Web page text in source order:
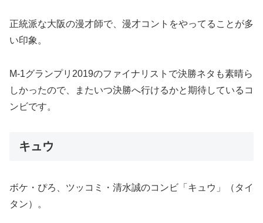
正統派な大阪の漫才師で、漫才コントをやってることが多
い印象。
M-1グランプリ2019のファイナリストで決勝ネタも素晴ら
しかったので、またいつ決勝へ行けるかと期待しているコ
ンビです。
キュウ
ボケ・ぴろ、ツッコミ・清水誠のコンビ「キュウ」（タイ
タン）。